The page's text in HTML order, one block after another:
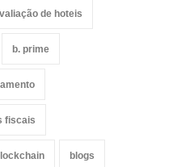
de hoteis
b. prime
fiscais
blogs